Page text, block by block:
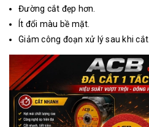
Đường cắt đẹp hơn.
Ít đổi màu bề mặt.
Giảm công đoạn xử lý sau khi cắt.